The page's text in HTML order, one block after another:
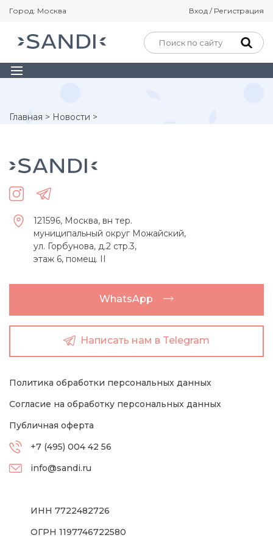
Город: Москва Вход / Регистрация
Главная > Новости >
121596, Москва, вн тер.
муниципальный округ Можайский,
ул. Горбунова, д.2 стр.3,
этаж 6, помещ. II
WhatsApp
Написать нам в Telegram
Политика обработки персональных данных
Согласие на обработку персональных данных
Публичная оферта
+7 (495) 004 42 56
info@sandi.ru
ИНН 7722482726
ОГРН 1197746722580